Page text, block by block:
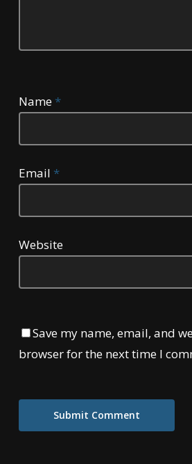
Name *
Email *
Website
Save my name, email, and
browser for the next time I